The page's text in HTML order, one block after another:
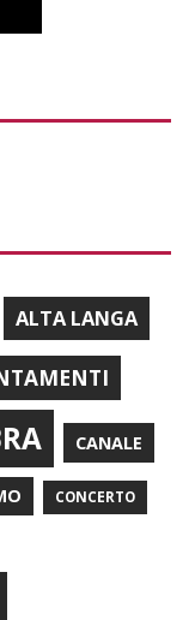
ALTA LANGA
CANALE
CONCERTO